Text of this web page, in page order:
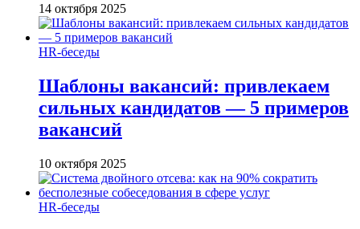
14 октября 2025
HR-беседы
Шаблоны вакансий: привлекаем
сильных кандидатов — 5 примеров
вакансий
10 октября 2025
HR-беседы